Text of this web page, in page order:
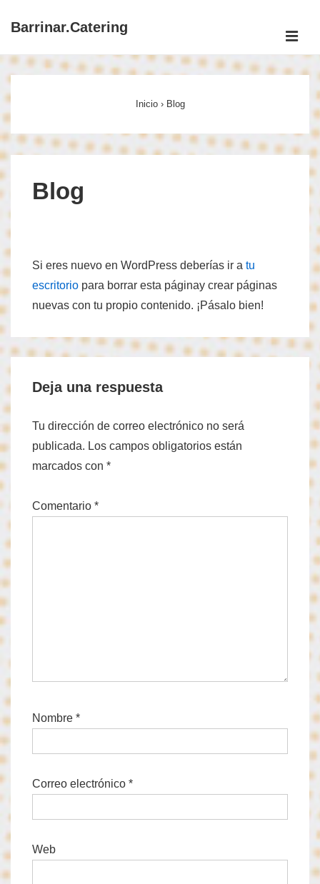
Saltar
contenido
Barrinar.Catering
Navegación
principal
Inicio › Blog
Blog
Si eres nuevo en WordPress deberías ir a tu
escritorio para borrar esta páginay crear páginas
nuevas con tu propio contenido. ¡Pásalo bien!
Deja una respuesta
Tu dirección de correo electrónico no será
publicada. Los campos obligatorios están
marcados con *
Comentario *
Nombre *
Correo electrónico *
Web